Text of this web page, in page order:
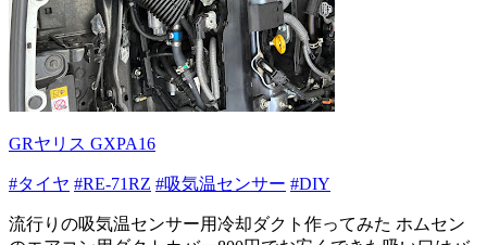
GRヤリス GXPA16
#タイヤ #RE-71RZ #吸気温センサー #DIY
流行りの吸気温センサー用冷却ダクト作ってみた ホムセン